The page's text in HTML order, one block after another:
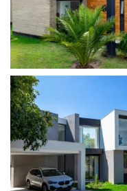
View portfolio: Casa Wolter